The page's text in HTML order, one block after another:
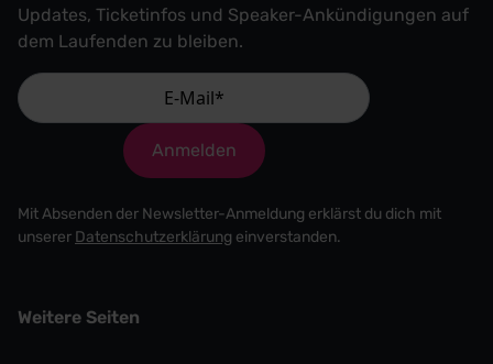
Updates, Ticketinfos und Speaker-Ankündigungen auf
dem Laufenden zu bleiben.
Anmelden
Mit Absenden der Newsletter-Anmeldung erklärst du dich mit
unserer Datenschutzerklärung einverstanden.
Weitere Seiten